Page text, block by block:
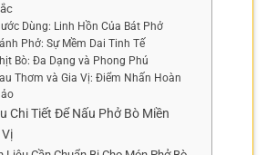
Dùng: Linh Hồn Của Bát Phở
Phở: Sự Mềm Dai Tinh Tế
Bò: Đa Dạng và Phong Phú
Thơm và Gia Vị: Điểm Nhấn Hoàn
Chi Tiết Để Nấu Phở Bò Miền